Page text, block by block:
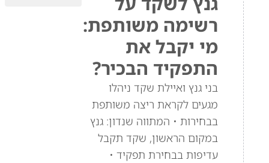
רשימה משותפת:
מי יקבל את
התפקיד הבכיר?
בני גנץ ואיילת שקד ניהלו
מגעים לקראת ריצה משותפת
בבחירות • המתווה שנדון: גנץ
במקום הראשון, שקד תקבל
עדיפות בבחירת תפקיד •